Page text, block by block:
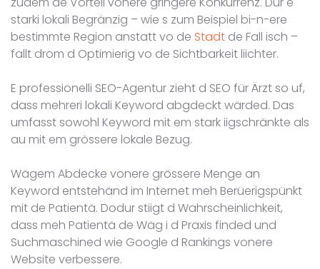
starki lokali Begränzig – wie s zum Beispiel bi-n-ere
bestimmte Region anstatt vo de Stadt de Fall isch –
fallt drom d Optimierig vo de Sichtbarkeit liichter.
E professionelli SEO-Agentur zieht d SEO für Ärzt so uf,
dass mehreri lokali Keyword abgdeckt wärded. Das
umfasst sowohl Keyword mit em stark iigschränkte als
au mit em grössere lokale Bezug.
Wägem Abdecke vonere grössere Menge an
Keyword entstehänd im Internet meh Berüerigspünkt
mit de Patientä. Dodur stiigt d Wahrscheinlichkeit,
dass meh Patientä de Wäg i d Praxis finded und
Suchmaschined wie Google d Rankings vonere
Website verbessere.